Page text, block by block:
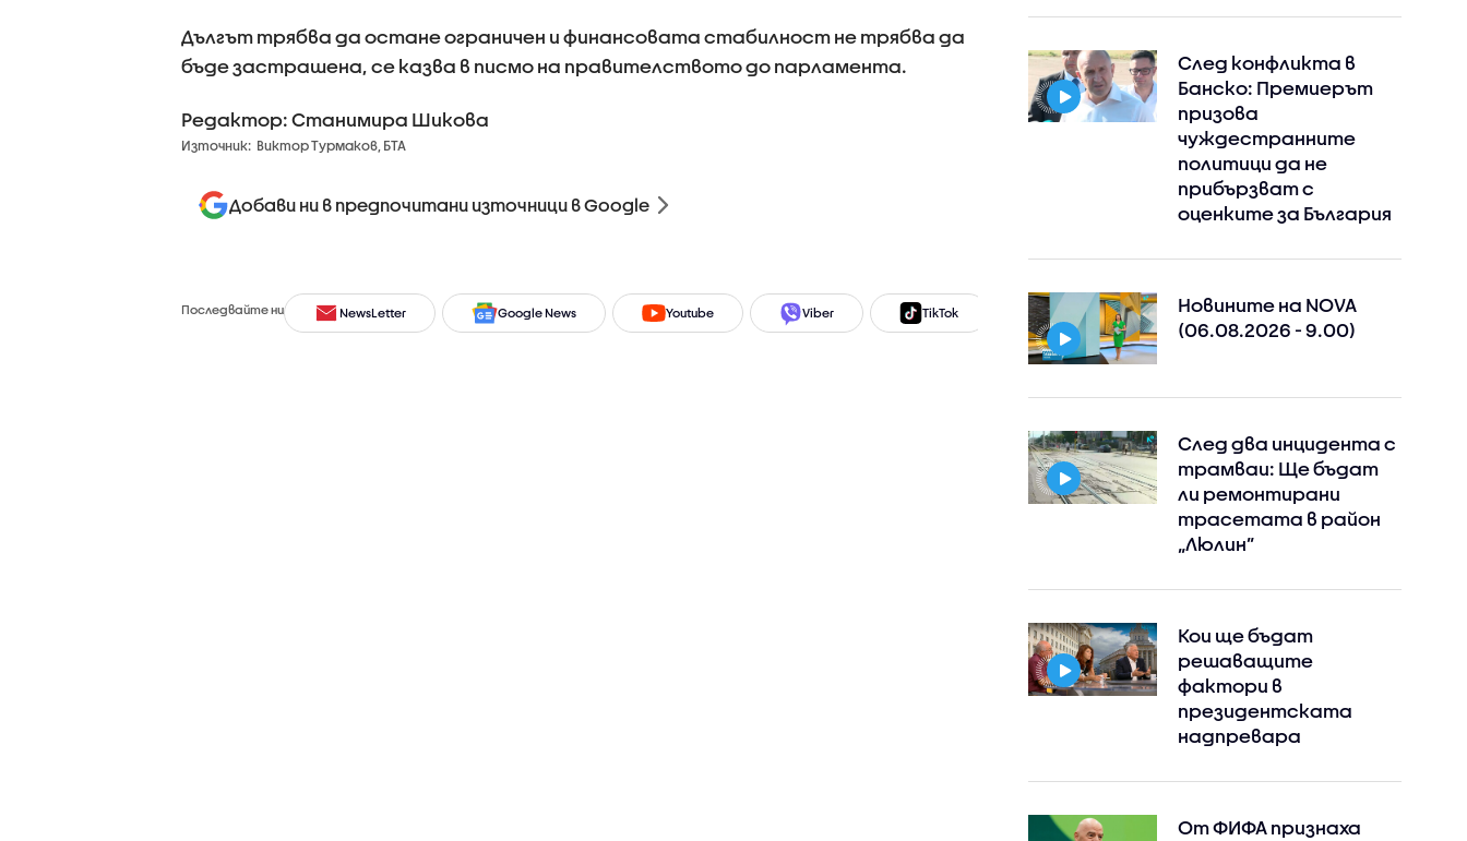
Дългът трябва да остане ограничен и финансовата стабилност не трябва да
бъде застрашена, се казва в писмо на правителството до парламента.
Редактор: Станимира Шикова
Източник: Виктор Турмаков, БТА
Добави ни в предпочитани източници в Google
Последвайте ни NewsLetter Google News Youtube Viber TikTok Instagram Facebook
След конфликта в
Банско: Премиерът
призова
чуждестранните
политици да не
прибързват с
оценките за България
Новините на NOVA
(06.08.2026 - 9.00)
След два инцидента с
трамваи: Ще бъдат
ли ремонтирани
трасетата в район
„Люлин”
Кои ще бъдат
решаващите
фактори в
президентската
надпревара
От ФИФА признаха